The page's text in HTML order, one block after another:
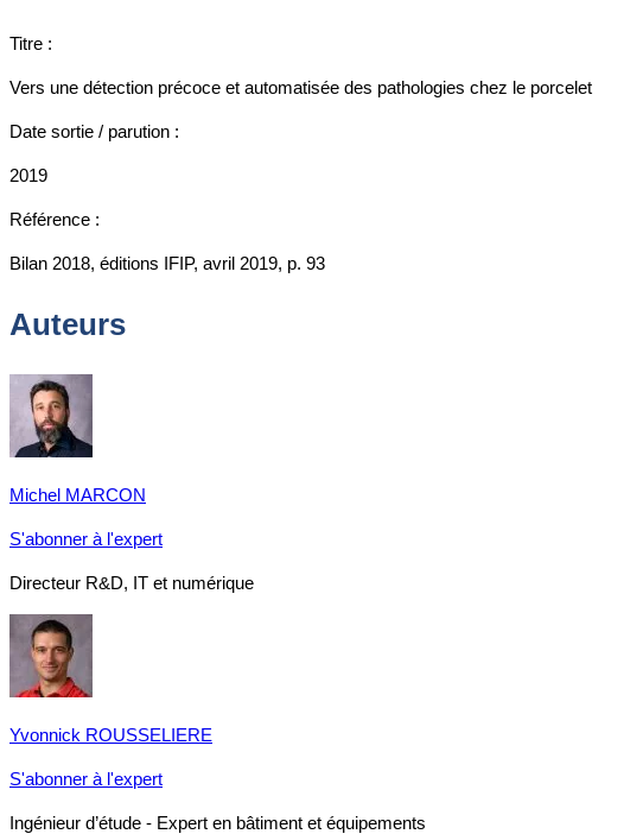
Titre :
Vers une détection précoce et automatisée des pathologies chez le porcelet
Date sortie / parution :
2019
Référence :
Bilan 2018, éditions IFIP, avril 2019, p. 93
Auteurs
Michel MARCON
S'abonner à l'expert
Directeur R&D, IT et numérique
Yvonnick ROUSSELIERE
S'abonner à l'expert
Ingénieur d’étude - Expert en bâtiment et équipements